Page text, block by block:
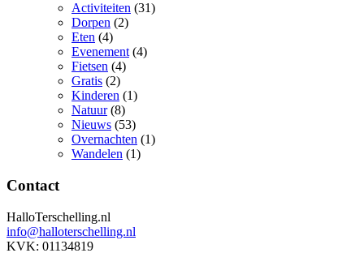
Activiteiten (31)
Dorpen (2)
Eten (4)
Evenement(4)
Fietsen (4)
Gratis (2)
Kinderen (1)
Natuur(8)
Nieuws (53)
Overnachten (1)
Wandelen (1)
Contact
HalloTerschelling.nl
info@halloterschelling.nl
KVK: 01134819